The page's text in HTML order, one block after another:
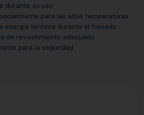
durante su uso
para las altas temperaturas
energía térmica durante el frenado
de revestimiento adecuado
para la seguridad